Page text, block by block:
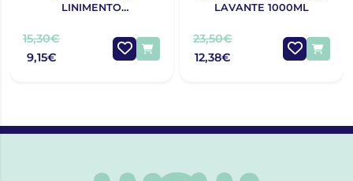
LINIMENTO
15,30€
9,15€
LAVANTE 1000ML
23,50€
12,38€